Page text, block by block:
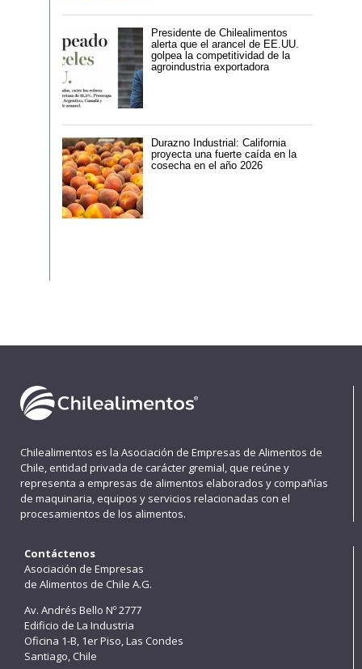
Presidente de Chilealimentos
alerta que el arancel de EE.UU.
golpea la competitividad de la
agroindustria exportadora
Durazno Industrial: California
proyecta una fuerte caída en la
cosecha en el año 2026
Chilealimentos es la Asociación de Empresas de Alimentos de
Chile, entidad privada de carácter gremial, que reúne y
representa a empresas de alimentos elaborados y compañías
de maquinaria, equipos y servicios relacionadas con el
procesamientos de los alimentos.
Contáctenos
Asociación de Empresas
de Alimentos de Chile A.G.
Av. Andrés Bello Nº 2777
Edificio de La Industria
Oficina 1-B, 1er Piso, Las Condes
Santiago, Chile